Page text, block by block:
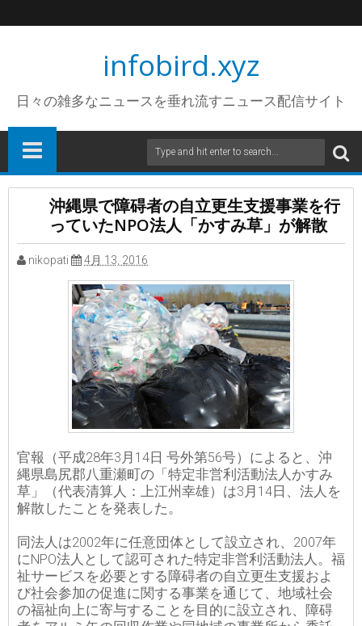
infobird.xyz
日々の雑多なニュースを垂れ流すニュース配信サイト
沖縄県で障碍者の自立更生支援事業を行
っていたNPO法人「かすみ草」が解散
nikopati 4月 13, 2016
官報（平成28年3月14日 号外第56号）によると、沖
縄県島尻郡八重瀬町の「特定非営利活動法人かすみ
草」（代表清算人：上江州幸雄）は3月14日、法人を
解散したことを発表した。
同法人は2002年に任意団体として設立され、2007年
にNPO法人として認可された特定非営利活動法人。福
祉サービスを必要とする障碍者の自立更生支援およ
び社会参加の促進に関する事業を通じて、地域社会
の福祉向上に寄与することを目的に設立され、障碍